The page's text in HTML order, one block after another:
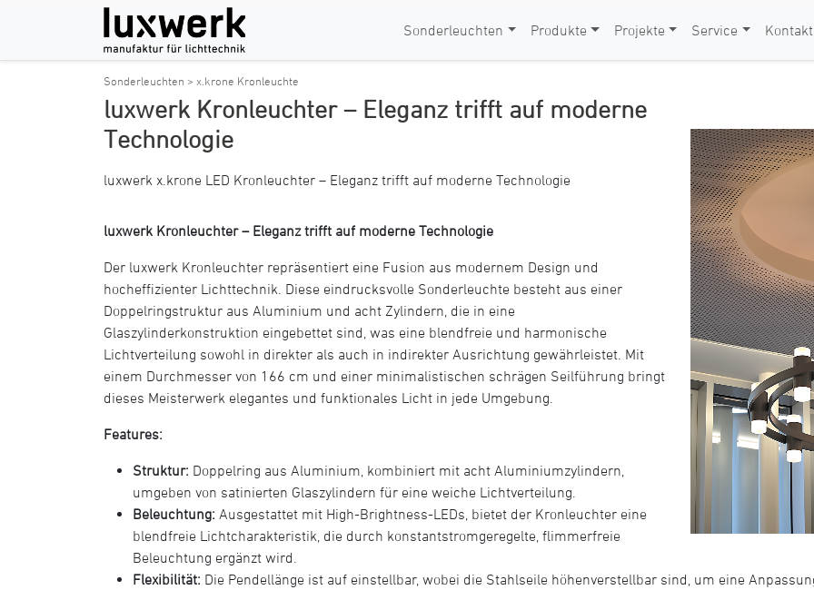
Sonderleuchten Produkte Projekte Service Kontakt
Sonderleuchten > x.krone Kronleuchte
luxwerk Kronleuchter – Eleganz trifft auf moderne
Technologie
luxwerk x.krone LED Kronleuchter – Eleganz trifft auf moderne Technologie
luxwerk Kronleuchter – Eleganz trifft auf moderne Technologie
Der luxwerk Kronleuchter repräsentiert eine Fusion aus modernem Design und
hocheffizienter Lichttechnik. Diese eindrucksvolle Sonderleuchte besteht aus einer
Doppelringstruktur aus Aluminium und acht Zylindern, die in eine
Glaszylinderkonstruktion eingebettet sind, was eine blendfreie und harmonische
Lichtverteilung sowohl in direkter als auch in indirekter Ausrichtung gewährleistet. Mit
einem Durchmesser von 166 cm und einer minimalistischen schrägen Seilführung bringt
dieses Meisterwerk elegantes und funktionales Licht in jede Umgebung.
Features:
Struktur: Doppelring aus Aluminium, kombiniert mit acht Aluminiumzylindern,
umgeben von satinierten Glaszylindern für eine weiche Lichtverteilung.
Beleuchtung: Ausgestattet mit High-Brightness-LEDs, bietet der Kronleuchter eine
blendfreie Lichtcharakteristik, die durch konstantstromgeregelte, flimmerfreie
Beleuchtung ergänzt wird.
Flexibilität: Die Pendellänge ist auf einstellbar, wobei die Stahlseile höhenverstellbar sind, um eine